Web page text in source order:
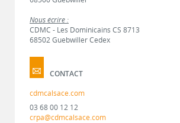
Nous écrire :
CDMC - Les Dominicains CS 8713
68502 Guebwiller Cedex
CONTACT
cdmcalsace.com
03 68 00 12 12
crpa@cdmcalsace.com